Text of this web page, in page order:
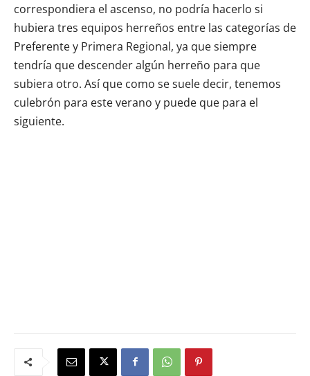
correspondiera el ascenso, no podría hacerlo si
hubiera tres equipos herreños entre las categorías de
Preferente y Primera Regional, ya que siempre
tendría que descender algún herreño para que
subiera otro. Así que como se suele decir, tenemos
culebrón para este verano y puede que para el
siguiente.